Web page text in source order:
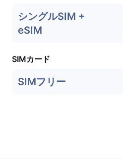
シングルSIM +
eSIM
SIMカード
SIMフリー